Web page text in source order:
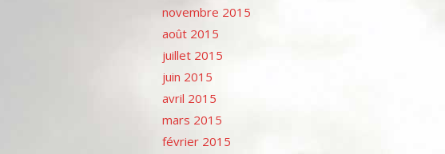
novembre 2015
août 2015
juillet 2015
juin 2015
avril 2015
mars 2015
février 2015